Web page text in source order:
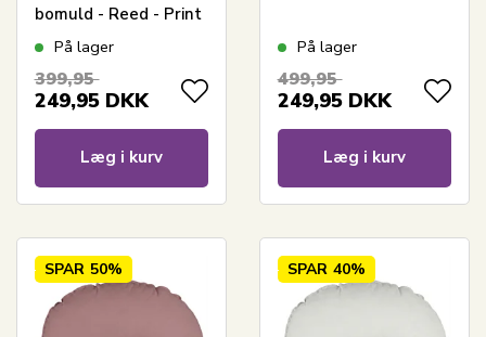
bomuld - Reed - Print
med små blade
På lager
399,95
249,95 DKK
Læg i kurv
På lager
499,95
249,95 DKK
Læg i kurv
SPAR 50% SPAR 40%